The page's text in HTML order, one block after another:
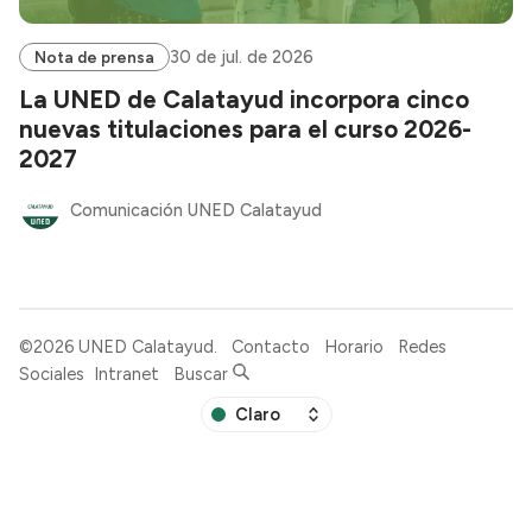
Nota de prensa 30 de jul. de 2026
La UNED de Calatayud incorpora cinco
nuevas titulaciones para el curso 2026-
2027
Comunicación UNED Calatayud
©2026 UNED Calatayud. Contacto Horario
Redes
Sociales Intranet Buscar